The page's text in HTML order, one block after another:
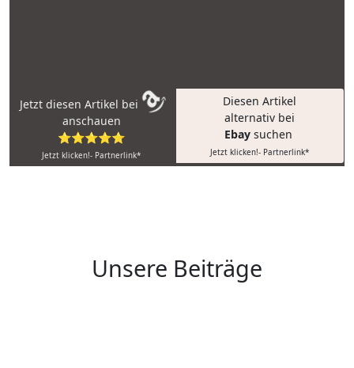
Jetzt diesen Artikel bei
anschauen
⭐⭐⭐⭐⭐
Jetzt klicken!- Partnerlink*
Diesen Artikel
alternativ bei
Ebay suchen
Jetzt klicken!- Partnerlink*
Unsere Beiträge